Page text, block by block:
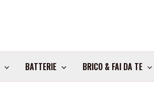
BATTERIE BRICO & FAI DA TE